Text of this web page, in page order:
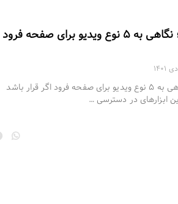
برای صفحه فرود
محتوای ویدیویی؛ نگاهی به ۵ نوع ویدیو برای صفحه فرود اگر قرار باشد
ابزارهای در دسترسی …